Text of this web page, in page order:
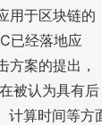
用于区块链的
已经落地应
方案的提出，
被认为具有后
计算时间等方